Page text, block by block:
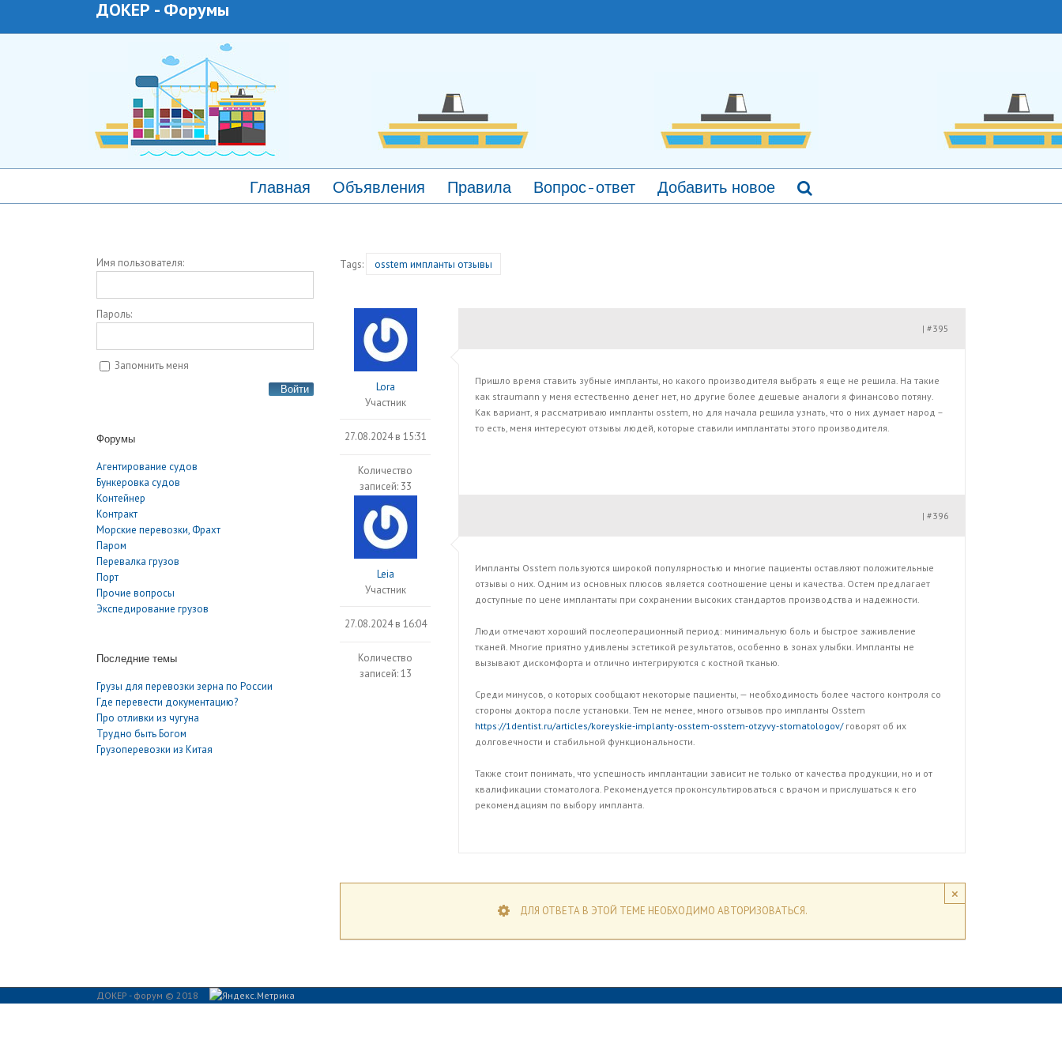
ДОКЕР - Форумы
Главная Объявления Правила Вопрос-ответ Добавить новое
Tags: osstem импланты отзывы
Lora
Участник
27.08.2024 в 15:31
Количество
записей: 33
#395
|
Пришло время ставить зубные импланты, но какого производителя выбрать я еще не решила. На такие
как straumann у меня естественно денег нет, но другие более дешевые аналоги я финансово потяну.
Как вариант, я рассматриваю импланты osstem, но для начала решила узнать, что о них думает народ –
то есть, меня интересуют отзывы людей, которые ставили имплантаты этого производителя.
Leia
Участник
27.08.2024 в 16:04
Количество
записей: 13
#396
|
Импланты Osstem пользуются широкой популярностью и многие пациенты оставляют положительные
отзывы о них. Одним из основных плюсов является соотношение цены и качества. Остем предлагает
доступные по цене имплантаты при сохранении высоких стандартов производства и надежности.
Люди отмечают хороший послеоперационный период: минимальную боль и быстрое заживление
тканей. Многие приятно удивлены эстетикой результатов, особенно в зонах улыбки. Импланты не
вызывают дискомфорта и отлично интегрируются с костной тканью.
Среди минусов, о которых сообщают некоторые пациенты, — необходимость более частого контроля со
стороны доктора после установки. Тем не менее, много отзывов про импланты Osstem
https://1dentist.ru/articles/koreyskie-implanty-osstem-osstem-otzyvy-stomatologov/говорят об их
долговечности и стабильной функциональности.
Также стоит понимать, что успешность имплантации зависит не только от качества продукции, но и от
квалификации стоматолога. Рекомендуется проконсультироваться с врачом и прислушаться к его
рекомендациям по выбору импланта.
×
ДЛЯ ОТВЕТА В ЭТОЙ ТЕМЕ НЕОБХОДИМО АВТОРИЗОВАТЬСЯ.
Имя пользователя:
Пароль:
Запомнить меня
Войти
Форумы
Агентирование судов
Бункеровка судов
Контейнер
Контракт
Морские перевозки, Фрахт
Паром
Перевалка грузов
Порт
Прочие вопросы
Экспедирование грузов
Последние темы
Грузы для перевозки зерна по России
Где перевести документацию?
Про отливки из чугуна
Трудно быть Богом
Грузоперевозки из Китая
ДОКЕР - форум © 2018